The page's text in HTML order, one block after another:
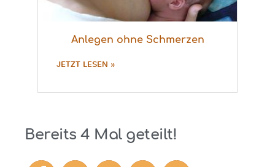
Anlegen ohne Schmerzen
JETZT LESEN »
Bereits4 Mal geteilt!